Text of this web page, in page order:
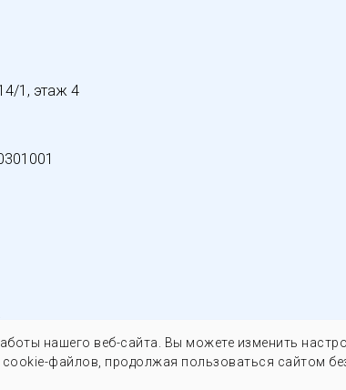
нашего веб-сайта. Вы можете изменить
файлов, продолжая пользоваться сайтом
1, этаж 4